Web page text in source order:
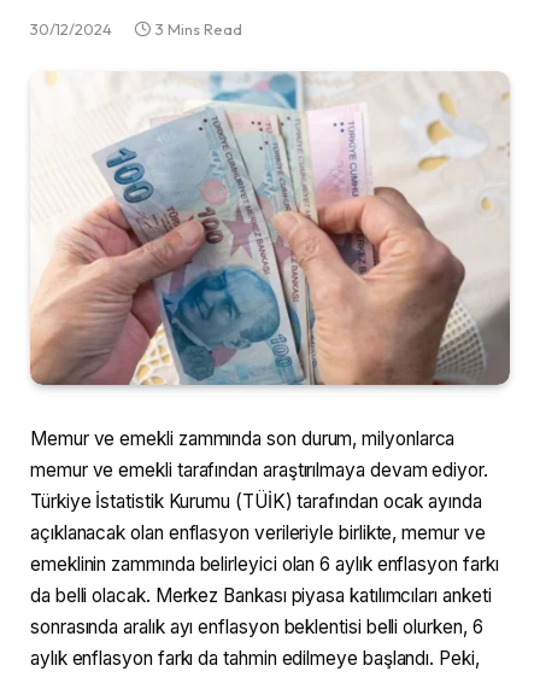
30/12/2024 3 Mins Read
Memur ve emekli zammında son durum, milyonlarca
memur ve emekli tarafından araştırılmaya devam ediyor.
Türkiye İstatistik Kurumu (TÜİK) tarafından ocak ayında
açıklanacak olan enflasyon verileriyle birlikte, memur ve
emeklinin zammında belirleyici olan 6 aylık enflasyon farkı
da belli olacak. Merkez Bankası piyasa katılımcıları anketi
sonrasında aralık ayı enflasyon beklentisi belli olurken, 6
aylık enflasyon farkı da tahmin edilmeye başlandı. Peki,